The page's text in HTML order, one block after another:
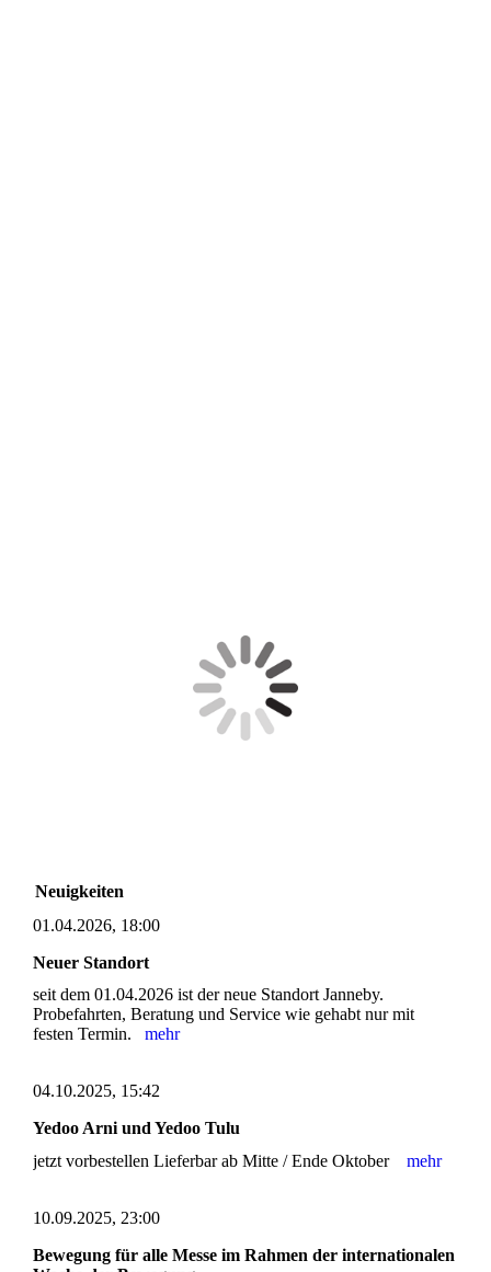
Neuigkeiten
01.04.2026, 18:00
Neuer Standort
seit dem 01.04.2026 ist der neue Standort Janneby.
Probefahrten, Beratung und Service wie gehabt nur mit
festen Termin. mehr
04.10.2025, 15:42
Yedoo Arni und Yedoo Tulu
jetzt vorbestellen Lieferbar ab Mitte / Ende Oktober mehr
10.09.2025, 23:00
Bewegung für alle Messe im Rahmen der internationalen